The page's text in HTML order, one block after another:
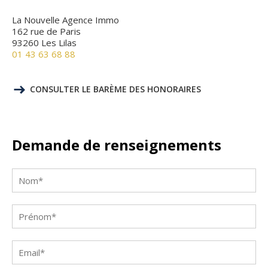
La Nouvelle Agence Immo
162 rue de Paris
93260 Les Lilas
01 43 63 68 88
CONSULTER LE BARÈME DES HONORAIRES
Demande de renseignements